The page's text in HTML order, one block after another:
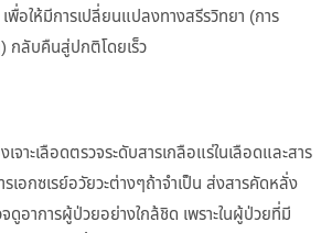
เพื่อให้มีการเปลี่ยนแปลงทางสรีรวิทยา (การ
กลับคืนสู่ปกติโดยเร็ว
จาะเลือดตรวจระดับสารเกลือแร่ในเลือดและสาร
เอกซเรย์อวัยวะต่างๆถ้าจำเป็น ส่งสารคัดหลั่ง
จดูอาการผู้ป่วยอย่างใกล้ชิด เพราะในผู้ป่วยที่มี